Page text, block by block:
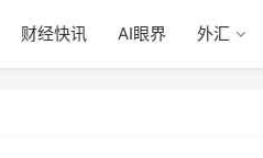
财经快讯 AI眼界 外汇